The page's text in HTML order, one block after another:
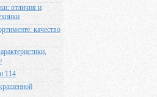
отличия и
качество
114